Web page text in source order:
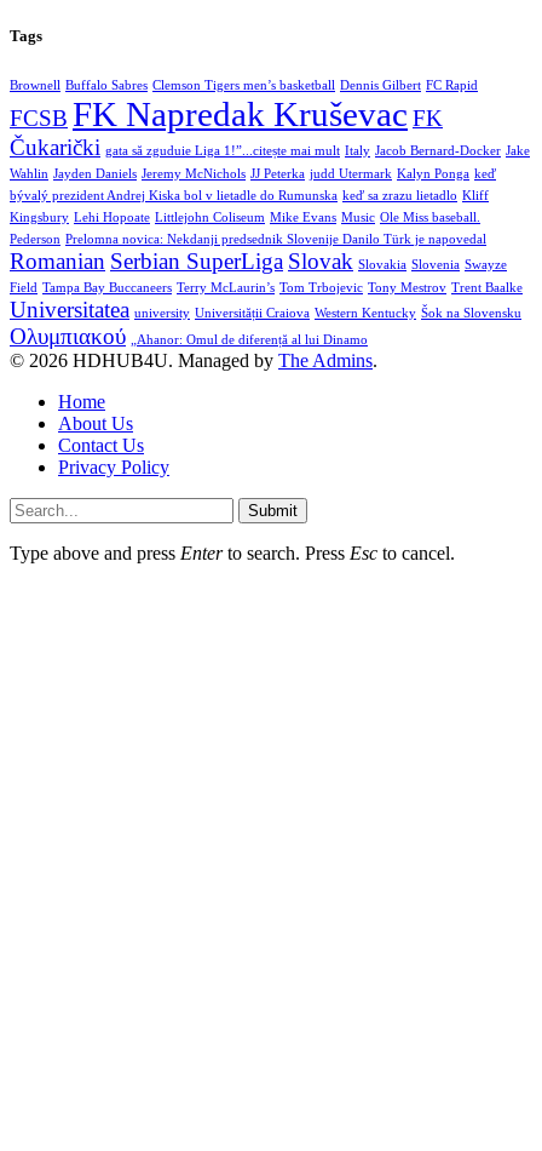
Tags
Brownell Buffalo Sabres Clemson Tigers men’s basketball Dennis Gilbert FC Rapid
FCSB FK Napredak Kruševac FK
Čukarički gata să zguduie Liga 1!”...citește mai mult Italy Jacob Bernard-Docker Jake
Wahlin Jayden Daniels Jeremy McNichols JJ Peterka judd Utermark Kalyn Ponga keď
bývalý prezident Andrej Kiska bol v lietadle do Rumunska keď sa zrazu lietadlo Kliff
Kingsbury Lehi Hopoate Littlejohn Coliseum Mike Evans Music Ole Miss baseball.
Pederson Prelomna novica: Nekdanji predsednik Slovenije Danilo Türk je napovedal
Romanian Serbian SuperLiga Slovak Slovakia Slovenia Swayze
Field Tampa Bay Buccaneers Terry McLaurin’s Tom Trbojevic Tony Mestrov Trent Baalke
Universitatea university Universității Craiova Western Kentucky Šok na Slovensku
Ολυμπιακού „Ahanor: Omul de diferență al lui Dinamo
© 2026 HDHUB4U. Managed by The Admins.
Home
About Us
Contact Us
Privacy Policy
Submit
Type above and press Enterto search. Press Esc to cancel.